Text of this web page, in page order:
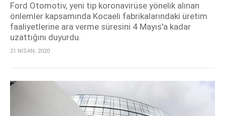
Ford Otomotiv, yeni tip koronavirüse yönelik alınan
önlemler kapsamında Kocaeli fabrikalarındaki üretim
faaliyetlerine ara verme süresini 4 Mayıs'a kadar
uzattığını duyurdu.
21 NİSAN, 2020